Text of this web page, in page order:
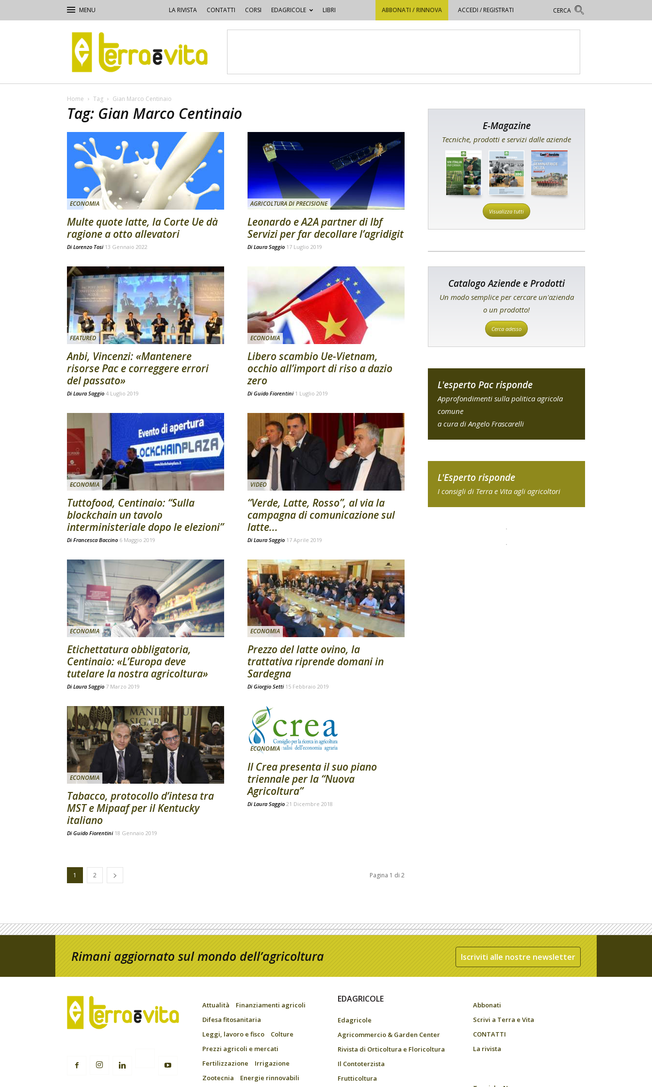
LA RIVISTA CONTATTI CORSI EDAGRICOLE LIBRI ABBONATI / RINNOVA ACCEDI / REGISTRATI
Terra
e
Vita
Home Tag Gian Marco Centinaio
Tag: Gian Marco Centinaio
ECONOMIA
Multe quote latte, la Corte Ue dà
ragione a otto allevatori
Di Lorenzo Tosi 13 Gennaio 2022
AGRICOLTURA DI PRECISIONE
Leonardo e A2A partner di Ibf
Servizi per far decollare l’agridigit
Di Laura Saggio 17 Luglio 2019
FEATURED
Anbi, Vincenzi: «Mantenere
risorse Pac e correggere errori
del passato»
Di Laura Saggio 4 Luglio 2019
ECONOMIA
Libero scambio Ue-Vietnam,
occhio all’import di riso a dazio
zero
Di Guido Fiorentini 1 Luglio 2019
ECONOMIA
Tuttofood, Centinaio: “Sulla
blockchain un tavolo
interministeriale dopo le elezioni”
Di Francesca Baccino 6 Maggio 2019
VIDEO
“Verde, Latte, Rosso”, al via la
campagna di comunicazione sul
latte...
Di Laura Saggio 17 Aprile 2019
ECONOMIA
Etichettatura obbligatoria,
Centinaio: «L’Europa deve
tutelare la nostra agricoltura»
Di Laura Saggio 7 Marzo 2019
ECONOMIA
Prezzo del latte ovino, la
trattativa riprende domani in
Sardegna
Di Giorgio Setti 15 Febbraio 2019
ECONOMIA
Tabacco, protocollo d’intesa tra
MST e Mipaaf per il Kentucky
italiano
Di Guido Fiorentini 18 Gennaio 2019
ECONOMIA
Il Crea presenta il suo piano
triennale per la “Nuova
Agricoltura”
Di Laura Saggio 21 Dicembre 2018
1 2 Pagina 1 di 2
E-Magazine
Tecniche, prodotti e servizi dalle aziende
Visualizza tutti
Catalogo Aziende e Prodotti
Un modo semplice per cercare un'azienda
o un prodotto!
Cerca adesso
L'esperto Pac risponde
Approfondimenti sulla politica agricola
comune
a cura di Angelo Frascarelli
L'Esperto risponde
I consigli di Terra e Vita agli agricoltori
Rimani aggiornato sul mondo dell’agricoltura Iscriviti alle nostre newsletter
Attualità
Finanziamenti agricoli
Difesa fitosanitaria
Leggi, lavoro e fisco
Colture
Prezzi agricoli e mercati
Fertilizzazione
Irrigazione
Zootecnia
Energie rinnovabili
EDAGRICOLE
Edagricole
Agricommercio & Garden Center
Rivista di Orticoltura e Floricoltura
Il Contoterzista
Frutticoltura
Abbonati
Scrivi a Terra e Vita
CONTATTI
La rivista